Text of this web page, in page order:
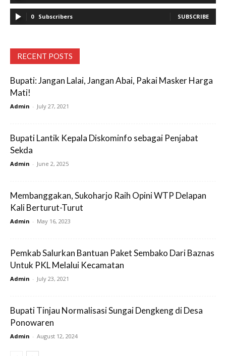
0 Subscribers SUBSCRIBE
RECENT POSTS
Bupati: Jangan Lalai, Jangan Abai, Pakai Masker Harga
Mati!
Admin - July 27, 2021
Bupati Lantik Kepala Diskominfo sebagai Penjabat
Sekda
Admin - June 2, 2025
Membanggakan, Sukoharjo Raih Opini WTP Delapan
Kali Berturut-Turut
Admin - May 16, 2023
Pemkab Salurkan Bantuan Paket Sembako Dari Baznas
Untuk PKL Melalui Kecamatan
Admin - July 23, 2021
Bupati Tinjau Normalisasi Sungai Dengkeng di Desa
Ponowaren
Admin - August 12, 2024